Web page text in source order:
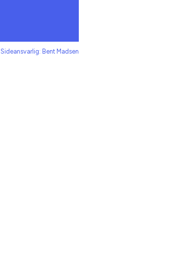
Sideansvarlig: Bent Madsen